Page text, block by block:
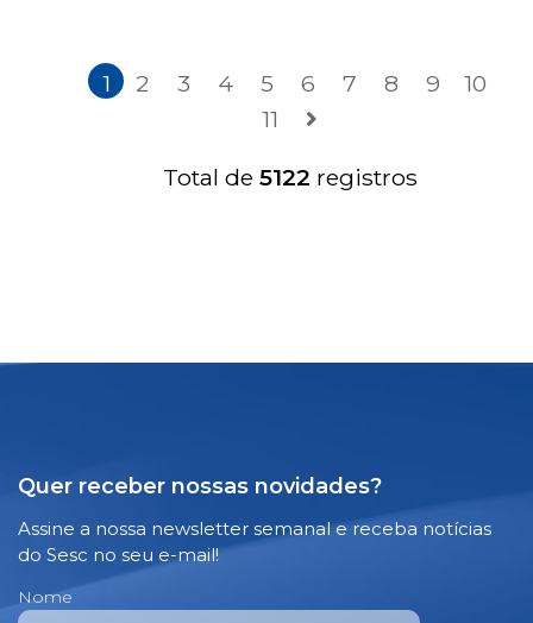
1 2 3 4 5 6 7 8 9
10
11
Total de 5122 registros
Quer receber nossas novidades?
Assine a nossa newsletter semanal e receba notícias
do Sesc no seu e-mail!
Nome